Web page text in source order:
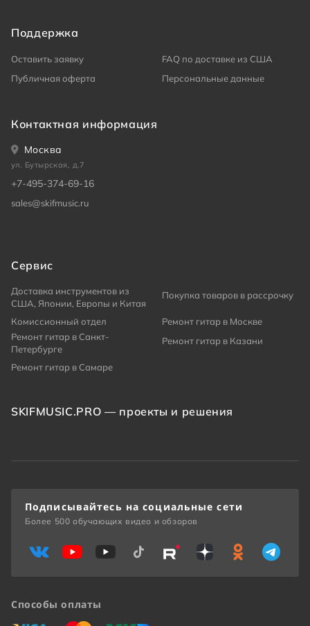
Поддержка
Оставить заявку
FAQ по доставке из США
Публичная оферта
Персональные данные
Контактная информация
Москва
ул. Бутырская, д.7
+7-495-374-69-16
sales@skifmusic.ru
Сервис
Доставка инструментов из
США, Японии, Европы и Китая
Покупка товаров в рассрочку
Комиссионный отдел
Ремонт гитар в Москве
Ремонт гитар в Санкт-
Петербурге
Ремонт гитар в Казани
Ремонт гитар в Самаре
SKIFMUSIC.PRO — проекты и решения
Способы оплаты
Подписывайтесь на социальные сети
Более 500 обучающих видео и обзоров